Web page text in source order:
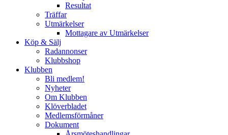
Resultat
Träffar
Utmärkelser
Mottagare av Utmärkelser
Köp & Sälj
Radannonser
Klubbshop
Klubben
Bli medlem!
Nyheter
Om Klubben
Klöverbladet
Medlemsförmåner
Dokument